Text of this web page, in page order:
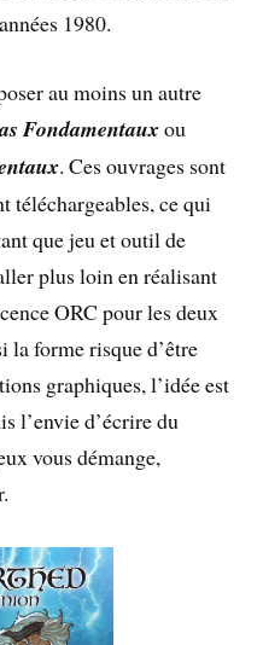
1980.
au moins un autre
Fondamentauxou
. Ces ouvrages sont
téléchargeables, ce qui
que jeu et outil de
plus loin en réalisant
ORC pour les deux
la forme risque d’être
graphiques, l’idée est
l’envie d’écrire du
vous démange,